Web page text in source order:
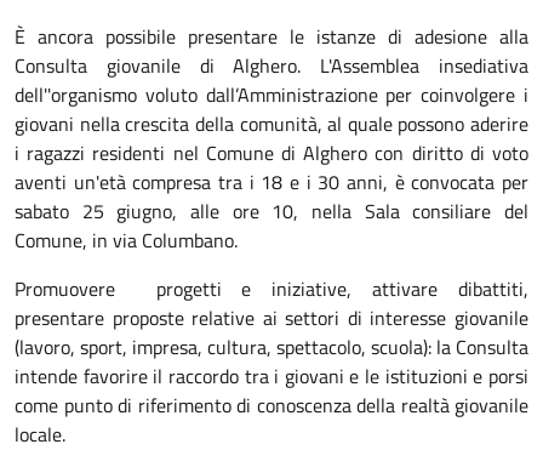
È ancora possibile presentare le istanze di adesione alla
Consulta giovanile di Alghero. L'Assemblea insediativa
dell''organismo voluto dall’Amministrazione per coinvolgere i
giovani nella crescita della comunità, al quale possono aderire
i ragazzi residenti nel Comune di Alghero con diritto di voto
aventi un'età compresa tra i 18 e i 30 anni, è convocata per
sabato 25 giugno, alle ore 10, nella Sala consiliare del
Comune, in via Columbano.
Promuovere progetti e iniziative, attivare dibattiti,
presentare proposte relative ai settori di interesse giovanile
(lavoro, sport, impresa, cultura, spettacolo, scuola): la Consulta
intende favorire il raccordo tra i giovani e le istituzioni e porsi
come punto di riferimento di conoscenza della realtà giovanile
locale.